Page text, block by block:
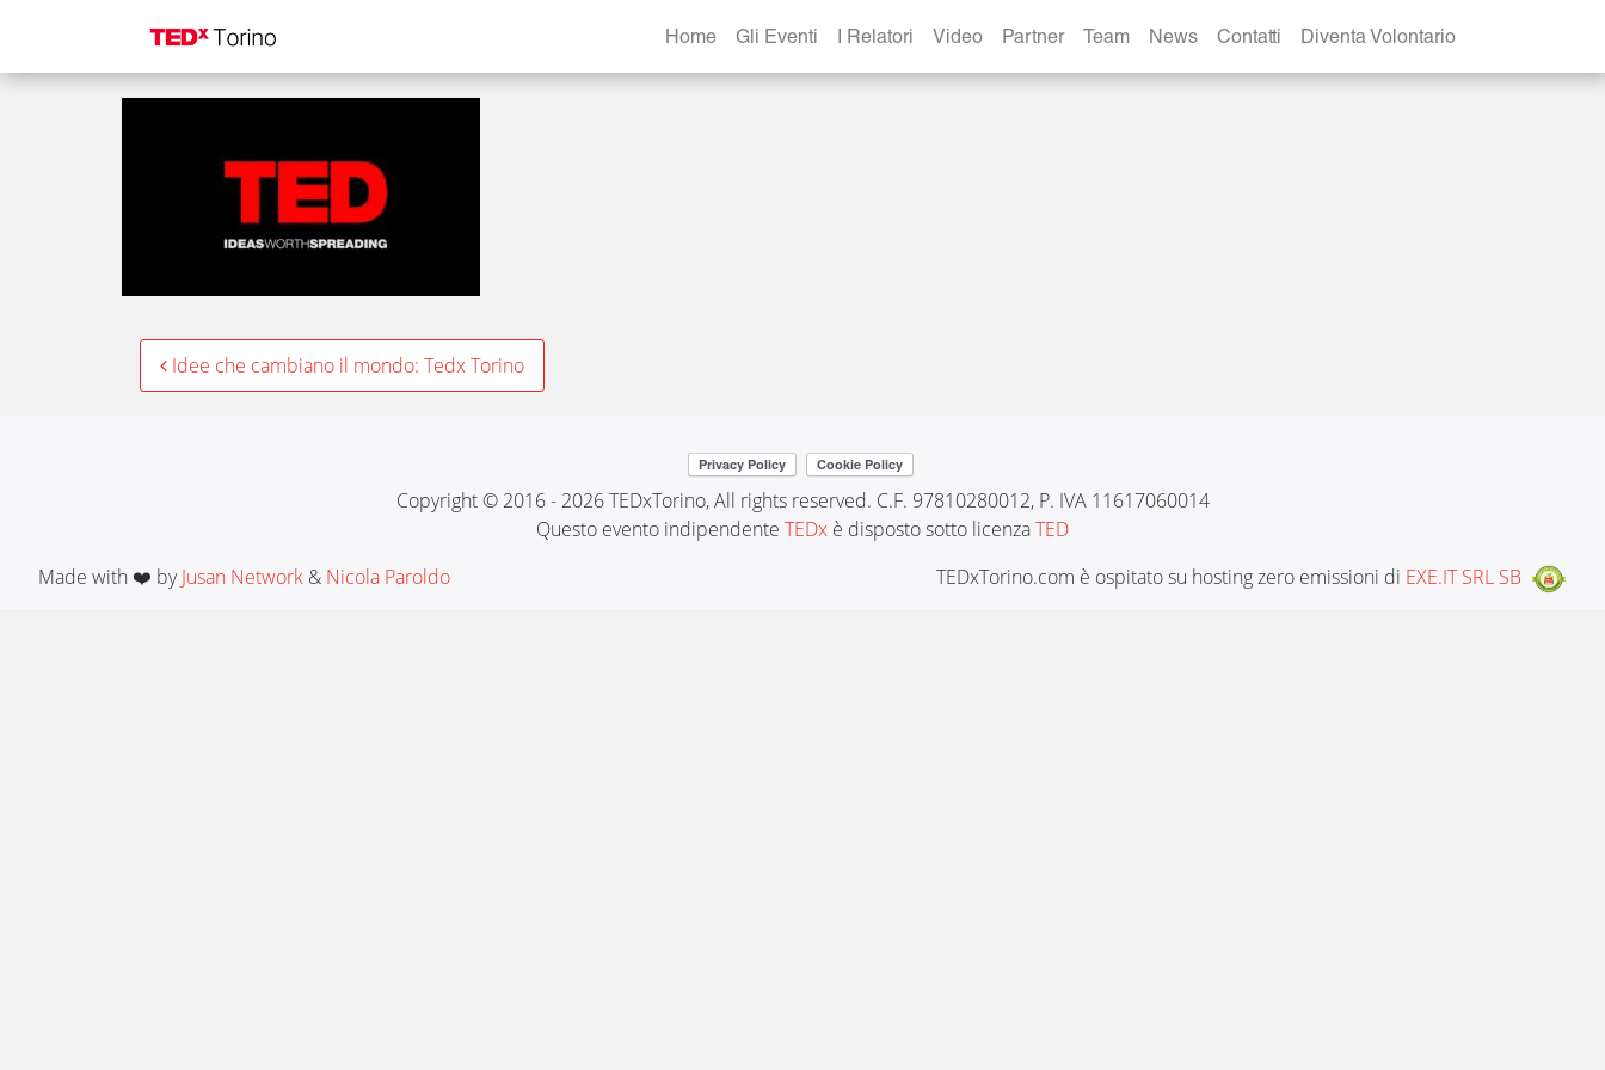
Home Gli Eventi I Relatori Video Partner Team News Contatti Diventa Volontario
ted_talks_ideas_worth_spreading
Post
Idee che cambiano il mondo: Tedx Torino
Copyright © 2016 - 2026 TEDxTorino, All rights reserved. C.F. 97810280012, P. IVA 11617060014
Questo evento indipendente TEDx è disposto sotto licenzaTED
Made with ❤️ byJusan Network & Nicola Paroldo TEDxTorino.com è ospitato su hosting zero emissioni di EXE.IT SRL SB